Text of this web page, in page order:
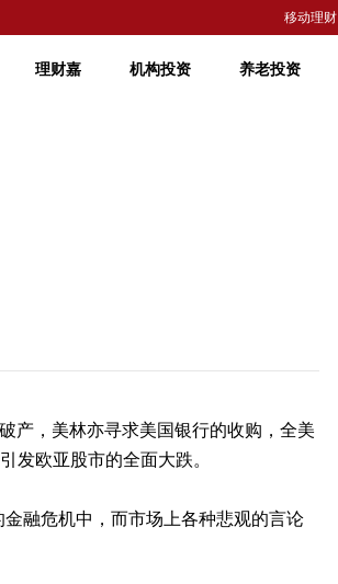
移动理财
理财嘉 机构投资 养老投资
产，美林亦寻求美国银行的收购，全美
发欧亚股市的全面大跌。
融危机中，而市场上各种悲观的言论